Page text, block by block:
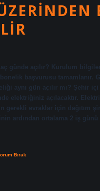
günde açılır? Kurulum
başvurusu
aynı gün açılır mı? Şehir
elektriğiniz açılacaktır.
gerekli evraklar için dağıtım
ardından ortalama 2 iş
Bırak